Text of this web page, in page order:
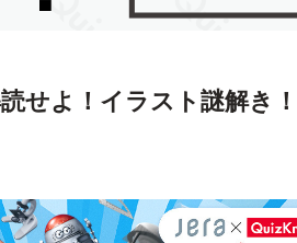
せよ！イラスト謎解き！